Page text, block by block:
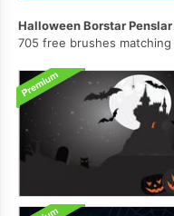
Halloween Borstar Penslar
705 free brushes matching